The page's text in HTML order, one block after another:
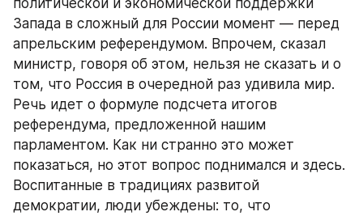
Запада в сложный для России момент — перед
апрельским референдумом. Впрочем, сказал
министр, говоря об этом, нельзя не сказать и о
том, что Россия в очередной раз удивила мир.
Речь идет о формуле подсчета итогов
референдума, предложенной нашим
парламентом. Как ни странно это может
показаться, но этот вопрос поднимался и здесь.
Воспитанные в традициях развитой
демократии, люди убеждены: то, что